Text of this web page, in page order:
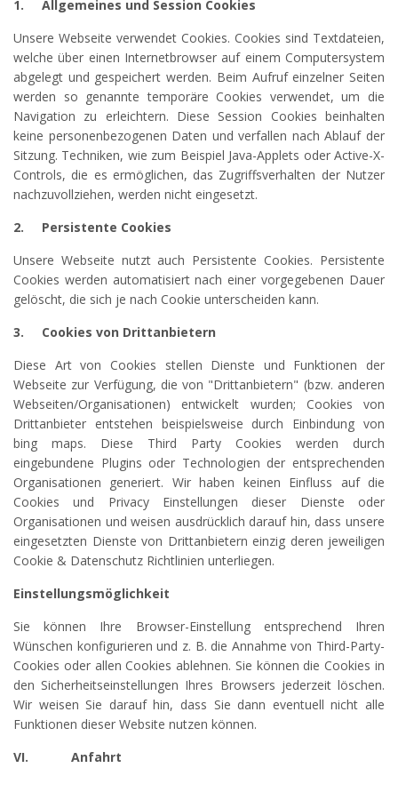
1. Allgemeines und Session Cookies
Unsere Webseite verwendet Cookies. Cookies sind Textdateien,
welche über einen Internetbrowser auf einem Computersystem
abgelegt und gespeichert werden. Beim Aufruf einzelner Seiten
werden so genannte temporäre Cookies verwendet, um die
Navigation zu erleichtern. Diese Session Cookies beinhalten
keine personenbezogenen Daten und verfallen nach Ablauf der
Sitzung. Techniken, wie zum Beispiel Java-Applets oder Active-X-
Controls, die es ermöglichen, das Zugriffsverhalten der Nutzer
nachzuvollziehen, werden nicht eingesetzt.
2. Persistente Cookies
Unsere Webseite nutzt auch Persistente Cookies. Persistente
Cookies werden automatisiert nach einer vorgegebenen Dauer
gelöscht, die sich je nach Cookie unterscheiden kann.
3. Cookies von Drittanbietern
Diese Art von Cookies stellen Dienste und Funktionen der
Webseite zur Verfügung, die von "Drittanbietern" (bzw. anderen
Webseiten/Organisationen) entwickelt wurden; Cookies von
Drittanbieter entstehen beispielsweise durch Einbindung von
bing maps. Diese Third Party Cookies werden durch
eingebundene Plugins oder Technologien der entsprechenden
Organisationen generiert. Wir haben keinen Einfluss auf die
Cookies und Privacy Einstellungen dieser Dienste oder
Organisationen und weisen ausdrücklich darauf hin, dass unsere
eingesetzten Dienste von Drittanbietern einzig deren jeweiligen
Cookie & Datenschutz Richtlinien unterliegen.
Einstellungsmöglichkeit
Sie können Ihre Browser-Einstellung entsprechend Ihren
Wünschen konfigurieren und z. B. die Annahme von Third-Party-
Cookies oder allen Cookies ablehnen. Sie können die Cookies in
den Sicherheitseinstellungen Ihres Browsers jederzeit löschen.
Wir weisen Sie darauf hin, dass Sie dann eventuell nicht alle
Funktionen dieser Website nutzen können.
VI. Anfahrt